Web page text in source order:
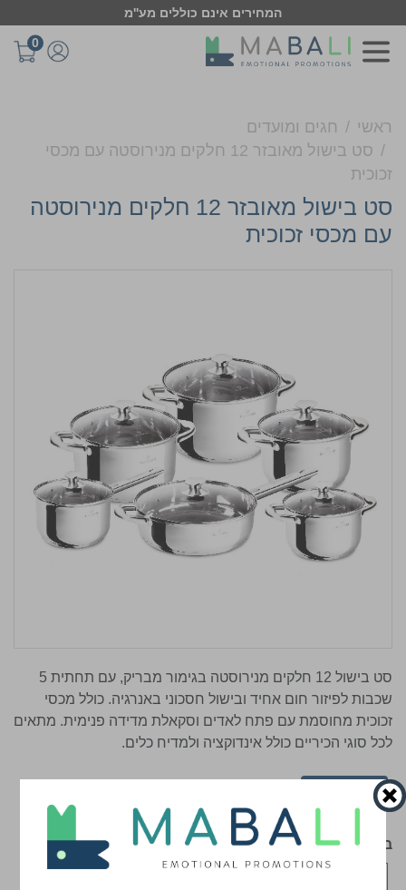
המחירים אינם כוללים מע''מ
0
ראשי
חגים ומועדים
סט בישול מאובזר 12 חלקים מנירוסטה עם מכסי
זכוכית
סט בישול מאובזר 12 חלקים מנירוסטה
עם מכסי זכוכית
סט בישול 12 חלקים מנירוסטה בגימור מבריק, עם תחתית 5
שכבות לפיזור חום אחיד ובישול חסכוני באנרגיה. כולל מכסי
זכוכית מחוסמת עם פתח לאדים וסקאלת מדידה פנימית. מתאים
לכל סוגי הכיריים כולל אינדוקציה ולמדיח כלים.
בחר צבע *